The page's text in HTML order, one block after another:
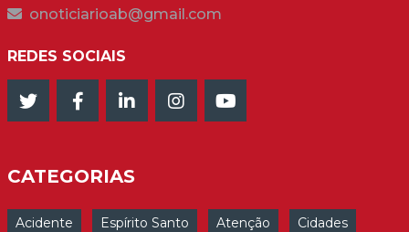
onoticiarioab@gmail.com
REDES SOCIAIS
CATEGORIAS
Acidente Espírito Santo Atenção Cidades